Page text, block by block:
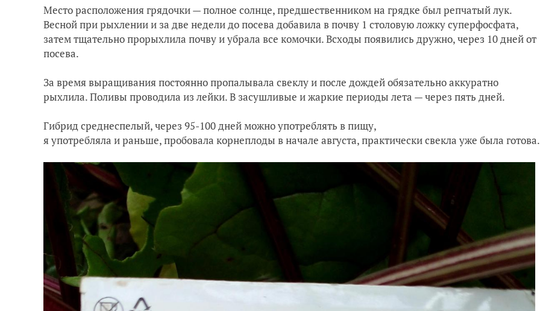
Место расположения грядочки — полное солнце, предшественником на грядке был репчатый лук.
Весной при рыхлении и за две недели до посева добавила в почву 1 столовую ложку суперфосфата,
затем тщательно прорыхлила почву и убрала все комочки. Всходы появились дружно, через 10 дней от
посева.
За время выращивания постоянно пропалывала свеклу и после дождей обязательно аккуратно
рыхлила. Поливы проводила из лейки. В засушливые и жаркие периоды лета — через пять дней.
Гибрид среднеспелый, через 95-100 дней можно употреблять в пищу,
я употребляла и раньше, пробовала корнеплоды в начале августа, практически свекла уже была готова.